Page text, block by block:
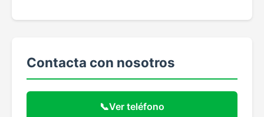
Contacta con nosotros
📞Ver teléfono